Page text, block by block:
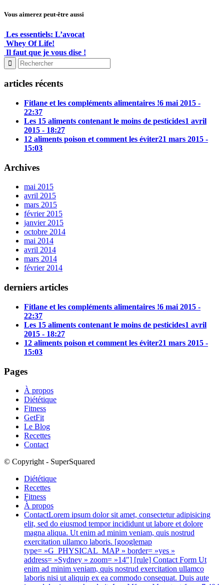
Vous aimerez peut-être aussi
Les essentiels: L’avocat
Whey Of Life!
Il faut que je vous dise !
articles récents
Fitlane et les compléments alimentaires !6 mai 2015 -
22:37
Les 15 aliments contenant le moins de pesticides1 avril
2015 - 18:27
12 aliments poison et comment les éviter21 mars 2015 -
15:03
Archives
mai 2015
avril 2015
mars 2015
février 2015
janvier 2015
octobre 2014
mai 2014
avril 2014
mars 2014
février 2014
derniers articles
Fitlane et les compléments alimentaires !6 mai 2015 -
22:37
Les 15 aliments contenant le moins de pesticides1 avril
2015 - 18:27
12 aliments poison et comment les éviter21 mars 2015 -
15:03
Pages
À propos
Diététique
Fitness
GetFit
Le Blog
Recettes
Contact
© Copyright - SuperSquared
Diététique
Recettes
Fitness
À propos
ContactLorem ipsum dolor sit amet, consectetur adipisicing
elit, sed do eiusmod tempor incididunt ut labore et dolore
magna aliqua. Ut enim ad minim veniam, quis nostrud
exercitation ullamco laboris. [googlemap
type= »G_PHYSICAL_MAP » border= »yes »
address= »Sydney » zoom= »14″] [rule] Contact Form Ut
enim ad minim veniam, quis nostrud exercitation ullamco
laboris nisi ut aliquip ex ea commodo consequat. Duis aute